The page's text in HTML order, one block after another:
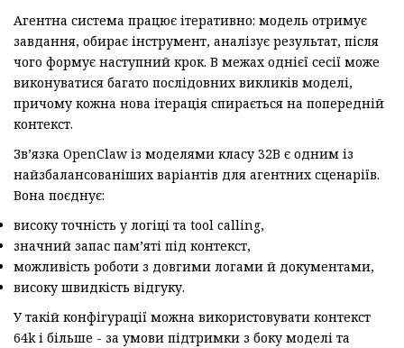
Агентна система працює ітеративно: модель отримує
завдання, обирає інструмент, аналізує результат, після
чого формує наступний крок. В межах однієї сесії може
виконуватися багато послідовних викликів моделі,
причому кожна нова ітерація спирається на попередній
контекст.
Зв’язка OpenClaw із моделями класу 32B є одним із
найзбалансованіших варіантів для агентних сценаріїв.
Вона поєднує:
високу точність у логіці та tool calling,
значний запас пам’яті під контекст,
можливість роботи з довгими логами й документами,
високу швидкість відгуку.
У такій конфігурації можна використовувати контекст
64k і більше - за умови підтримки з боку моделі та